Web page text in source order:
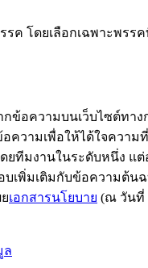
รค โดยเลือกเฉพาะพรร
ข้อความบนเว็บไซต์ทา
อความเพื่อให้ได้ใจควา
ยทีมงานในระดับหนึ่ง แ
บเพิ่มเติมกับข้อความต้น
เอกสารนโยบาย (ณ วันที่
ล